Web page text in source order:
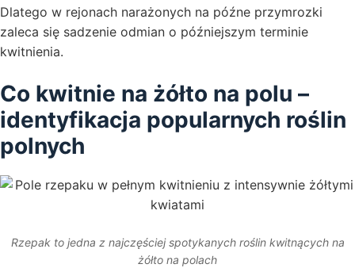
Dlatego w rejonach narażonych na późne przymrozki
zaleca się sadzenie odmian o późniejszym terminie
kwitnienia.
Co kwitnie na żółto na polu –
identyfikacja popularnych roślin
polnych
Rzepak to jedna z najczęściej spotykanych roślin kwitnących na
żółto na polach